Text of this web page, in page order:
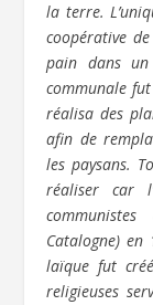
la terre.
coopérative
pain dans
communale
réalisa des
afin de
les paysans.
réaliser car
Catalogne)
laïque fut
religieuses